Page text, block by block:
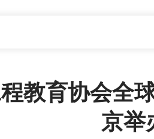
教育协会全
京举